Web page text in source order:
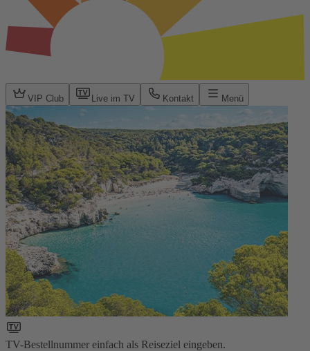
VIP Club Live im TV Kontakt Menü
TV-Bestellnummer einfach als Reiseziel eingeben.